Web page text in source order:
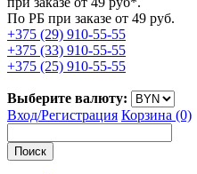
По РБ при заказе от 49 руб.
+375 (29) 910-55-55
+375 (33) 910-55-55
+375 (25) 910-55-55
Выберите валюту:
Вход/Регистрация Корзина (0)
Поиск